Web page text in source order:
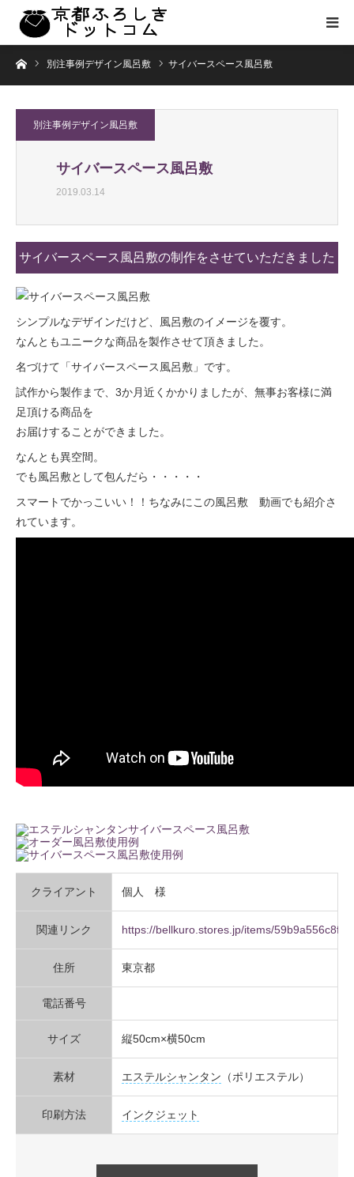
ホーム別注事例デザイン風呂敷 サイバースペース風呂敷
別注事例デザイン風呂敷
サイバースペース風呂敷
2019.03.14
サイバースペース風呂敷の制作をさせていただきました
シンプルなデザインだけど、風呂敷のイメージを覆す。
なんともユニークな商品を製作させて頂きました。
名づけて「サイバースペース風呂敷」です。
試作から製作まで、3か月近くかかりましたが、無事お客様に満
足頂ける商品を
お届けすることができました。
なんとも異空間。
でも風呂敷として包んだら・・・・・
スマートでかっこいい！！ちなみにこの風呂敷 動画でも紹介さ
れています。
クライアント 個人 様
関連リンク https://bellkuro.stores.jp/items/
住所 東京都
電話番号
サイズ 縦50cm×横50cm
素材 エステルシャンタン （ポリエステル）
印刷方法 インクジェット